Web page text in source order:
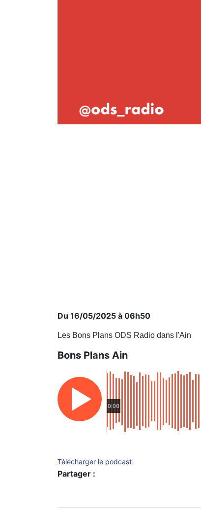
Du 16/05/2025 à 06h50
Les Bons Plans ODS Radio dans l'Ain
Bons Plans Ain
0:00
Télécharger le podcast
Partager :